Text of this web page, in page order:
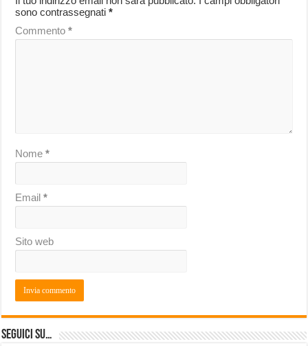
sono contrassegnati*
Commento*
Nome*
Email*
Sito web
Seguici su…